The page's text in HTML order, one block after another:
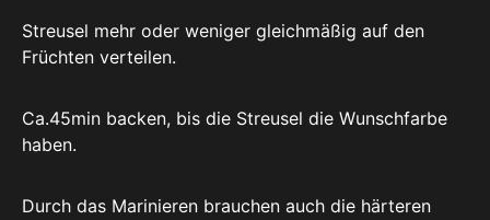
Streusel mehr oder weniger gleichmäßig auf den
Früchten verteilen.
Ca.45min backen, bis die Streusel die Wunschfarbe
haben.
Durch das Marinieren brauchen auch die härteren